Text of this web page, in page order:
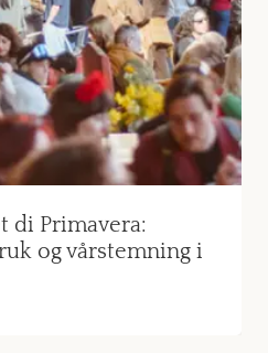
di Primavera:
og vårstemning i